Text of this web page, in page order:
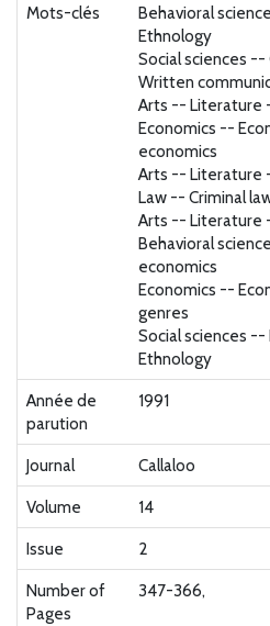
Mots-clés
Behavioral
Ethnology
Social sciences
Written
Arts -- Literature
Economics --
economics
Arts -- Literature
Law -- Criminal
Arts -- Literature
Behavioral
economics
Economics --
genres
Social sciences
Ethnology
Année de
parution
1991
Journal
Callaloo
Volume
14
Issue
2
Number of
Pages
347-366,